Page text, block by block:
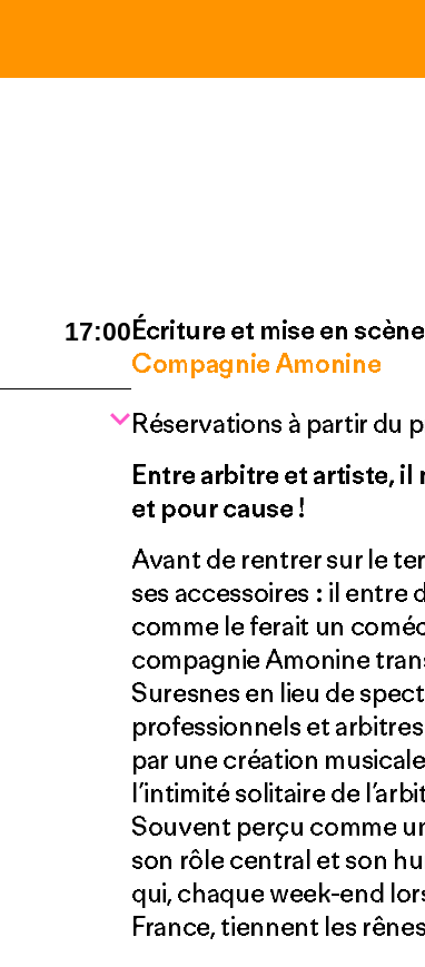
17:00Écriture et mise en scène
Compagnie Amonine
Réservations à partir du
Entre arbitre et artiste, il
et pour cause !
Avant de rentrer sur le
ses accessoires : il entre
comme le ferait un
compagnie Amonine
Suresnes en lieu de
professionnels et
par une création
l’intimité solitaire de
Souvent perçu comme
son rôle central et son
qui, chaque week-end
France, tiennent les